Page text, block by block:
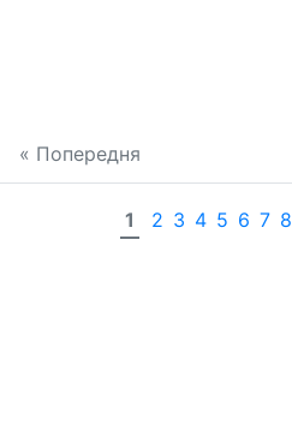
« Попередня
1 2 3 4 5 6 7 8